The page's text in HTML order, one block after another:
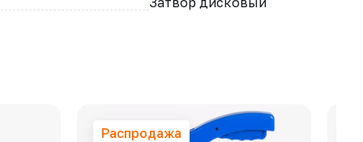
Распродажа